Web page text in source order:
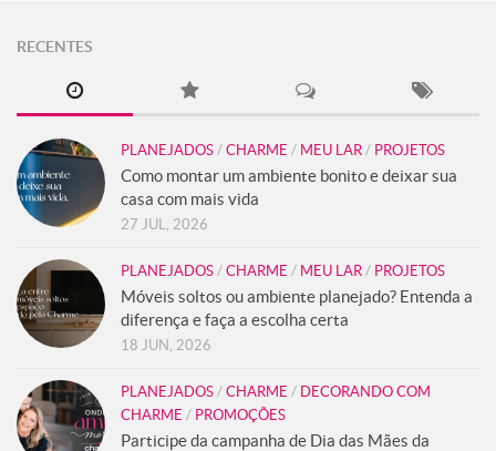
RECENTES
PLANEJADOS / CHARME / MEU LAR / PROJETOS
Como montar um ambiente bonito e deixar sua
casa com mais vida
27 JUL, 2026
PLANEJADOS / CHARME / MEU LAR / PROJETOS
Móveis soltos ou ambiente planejado? Entenda a
diferença e faça a escolha certa
18 JUN, 2026
PLANEJADOS / CHARME / DECORANDO COM
CHARME / PROMOÇÕES
Participe da campanha de Dia das Mães da